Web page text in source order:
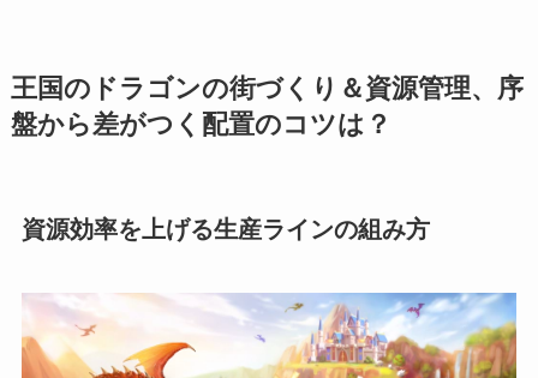
王国のドラゴンの街づくり＆資源管理、序
盤から差がつく配置のコツは？
資源効率を上げる生産ラインの組み方